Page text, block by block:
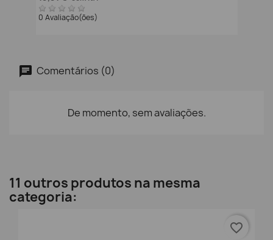
0 Avaliação(ões)
Comentários (0)
De momento, sem avaliações.
11 outros produtos na mesma
categoria:
favorite_border